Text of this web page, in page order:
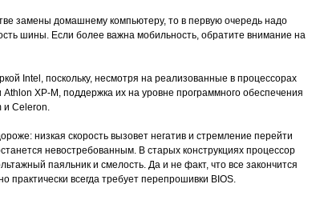
замены домашнему компьютеру, то в первую очередь надо
шины. Если более важна мобильность, обратите внимание на
Intel, поскольку, несмотря на реализованные в процессорах
ХР-М, поддержка их на уровне программного обеспечения
и Celeron.
низкая скорость вызовет негатив и стремление перейти
невостребованным. В старых конструкциях процессор
паяльник и смелость. Да и не факт, что все закончится
всегда требует перепрошивки BIOS.